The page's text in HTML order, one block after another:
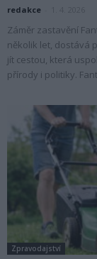
redakce
Záměr zastavění
několik let, dostává
jít cestou, která
přírody i politiky.
Zpravodajství